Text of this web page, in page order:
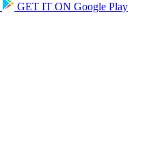
GET IT ON Google Play